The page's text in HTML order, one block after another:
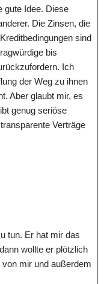
gute Idee. Diese
Die Zinsen, die
sind
bis
Ich
der Weg zu ihnen
Aber glaubt mir, es
genug seriöse
Verträge
tun. Er hat mir das
wollte er plötzlich
mir und außerdem